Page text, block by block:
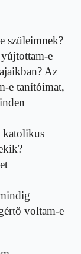
szüleimnek?
e
Az
e tanítóimat,
katolikus
voltam-e